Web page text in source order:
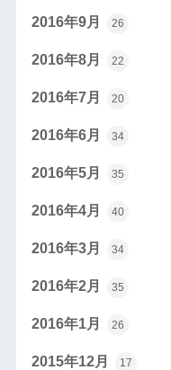
2016年9月 26
2016年8月 22
2016年7月 20
2016年6月 34
2016年5月 35
2016年4月 40
2016年3月 34
2016年2月 35
2016年1月 26
2015年12月 17